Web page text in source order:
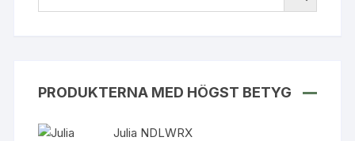
alternativen
produktsidan
PRODUKTERNA MED HÖGST BETYG
Julia NDLWRX